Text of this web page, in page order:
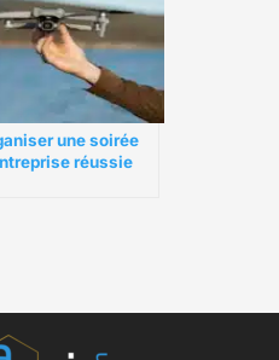
une soirée
réussie